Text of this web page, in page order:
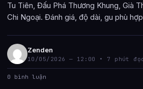
Tu Tiên, Đấu Phá Thương Khung, Già
Chi Ngoại. Đánh giá, độ dài, gu phù
Zenden
10/05/2026 — 12:00 • 7 phút
0 bình luận